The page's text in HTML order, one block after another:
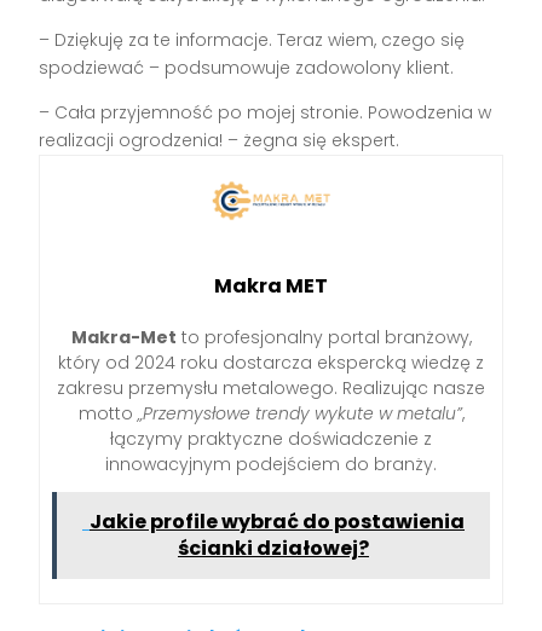
– Dziękuję za te informacje. Teraz wiem, czego się
spodziewać – podsumowuje zadowolony klient.
– Cała przyjemność po mojej stronie. Powodzenia w
realizacji ogrodzenia! – żegna się ekspert.
Makra MET
Makra-Met to profesjonalny portal branżowy,
który od 2024 roku dostarcza ekspercką wiedzę z
zakresu przemysłu metalowego. Realizując nasze
motto„Przemysłowe trendy wykute w metalu”,
łączymy praktyczne doświadczenie z
innowacyjnym podejściem do branży.
Jakie profile wybrać do postawienia
ścianki działowej?